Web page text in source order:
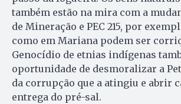
também estão na mira com a
de Mineração e PEC 215, por
como em Mariana podem ser
Genocídio de etnias indígenas
oportunidade de desmoralizar a
da corrupção que a atingiu e abrir
entrega do pré-sal.